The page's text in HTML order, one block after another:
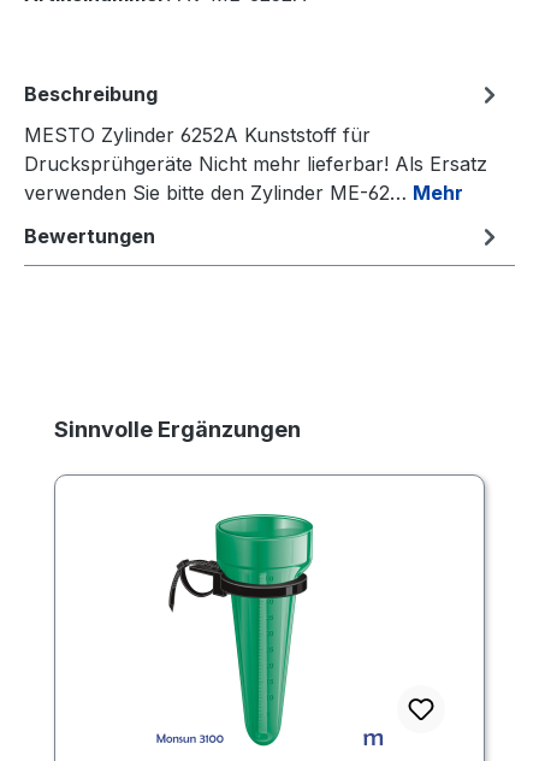
Beschreibung
MESTO Zylinder 6252A Kunststoff für
Drucksprühgeräte Nicht mehr lieferbar! Als Ersatz
verwenden Sie bitte den Zylinder ME-62… Mehr
Bewertungen
Produktgalerie überspringen
Sinnvolle Ergänzungen